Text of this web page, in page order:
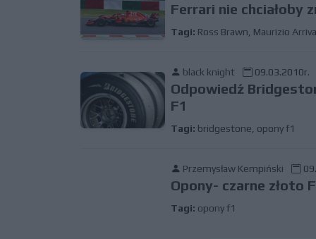
Ferrari nie chciałoby
Tagi: Ross Brawn Maurizio
black knight 09.03.2010r.
Odpowiedź
F1
Tagi: bridgestone opony f1
Przemysław Kempiński
Opony- czarne złoto
Tagi: opony f1